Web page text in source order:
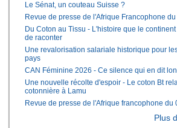
Le Sénat, un couteau Suisse ?
Revue de presse de l'Afrique Francophone
Du Coton au Tissu - L'histoire que le
de raconter
Une revalorisation salariale historique pour
pays
CAN Féminine 2026 - Ce silence qui en dit
Une nouvelle récolte d'espoir - Le coton Bt
cotonnière à Lamu
Revue de presse de l'Afrique francophone du
Plus